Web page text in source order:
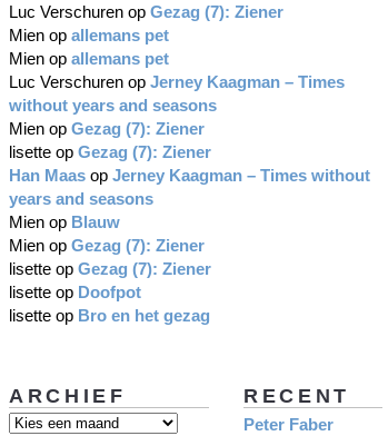
Luc Verschuren op Gezag (7): Ziener
Mien op allemans pet
Mien op allemans pet
Luc Verschuren op Jerney Kaagman – Times
without years and seasons
Mien op Gezag (7): Ziener
lisette op Gezag (7): Ziener
Han Maas op Jerney Kaagman – Times without
years and seasons
Mien op Blauw
Mien op Gezag (7): Ziener
lisette op Gezag (7): Ziener
lisette op Doofpot
lisette op Bro en het gezag
RECENT
Peter Faber
ARCHIEF